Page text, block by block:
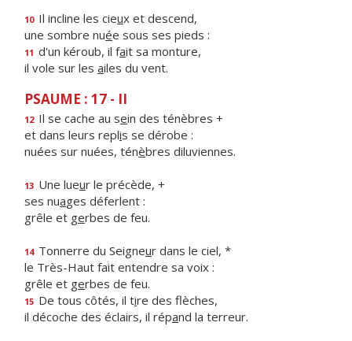
10 Il incline les cieux et descend,
une sombre nuée sous ses pieds :
11 d'un kéroub, il fait sa monture,
il vole sur les ailes du vent.
PSAUME : 17 - II
12 Il se cache au sein des ténèbres +
et dans leurs replis se dérobe :
nuées sur nuées, ténèbres diluviennes.
13 Une lueur le précède, +
ses nuages déferlent :
grêle et gerbes de feu.
14 Tonnerre du Seigneur dans le ciel, *
le Très-Haut fait entendre sa voix :
grêle et gerbes de feu.
15 De tous côtés, il tire des flèches,
il décoche des éclairs, il répand la terreur.